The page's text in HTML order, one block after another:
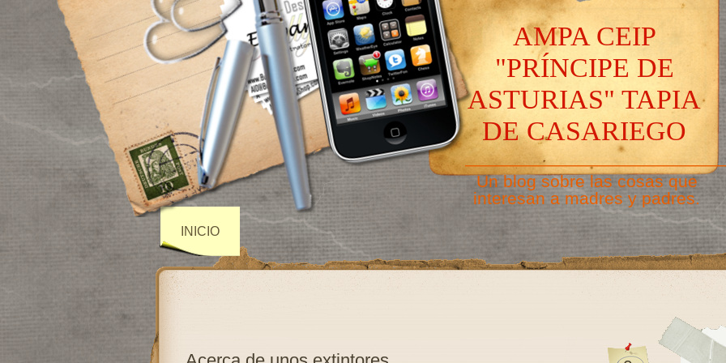
AMPA CEIP
"PRÍNCIPE DE
ASTURIAS" TAPIA
DE CASARIEGO
Un blog sobre las cosas que
interesan a madres y padres.
INICIO